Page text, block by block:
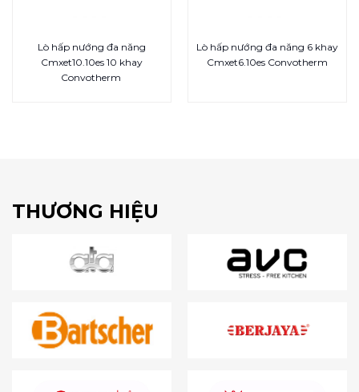
Lò hấp nướng đa năng
Cmxet10.10es 10 khay
Convotherm
Lò hấp nướng đa năng 6 khay
Cmxet6.10es Convotherm
THƯƠNG HIỆU